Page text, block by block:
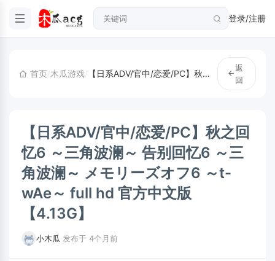
登录/注册
首页/木瓜游戏/ 【日系ADV/官中/恋爱/PC】秋之回忆6 ～三角波澜～ 告别回忆6 ～三角波澜～ メモリーズオフ6 ～t-wAe～ full hd 官方中文版【4.13G】
返
回
【日系ADV/官中/恋爱/PC】秋之回
忆6 ～三角波澜～ 告别回忆6 ～三
角波澜～ メモリーズオフ6 ～t-
wAe～ full hd 官方中文版
【4.13G】
小木瓜 发布于 4个月前